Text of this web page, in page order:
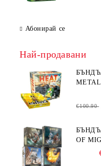
Абонирай се
Най-продавани
€100.90
OF